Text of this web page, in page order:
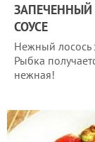
СОУСЕ
Нежный лосось
Рыбка
нежная!